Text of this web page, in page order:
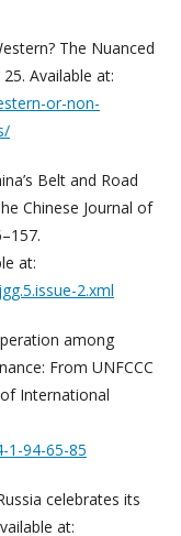
The Nuanced
Available at:
or-non-
Belt and Road
Chinese Journal of
at:
2.xml
among
From UNFCCC
International
1-94-65-85
celebrates its
at: